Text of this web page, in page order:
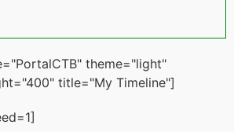
theme="light"
title="My Timeline"]